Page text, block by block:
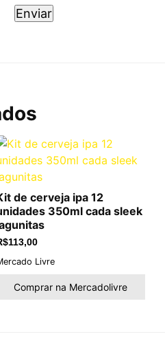
de cerveja ipa 12
350ml cada sleek
113,00
Livre
Comprar na Mercadolivre